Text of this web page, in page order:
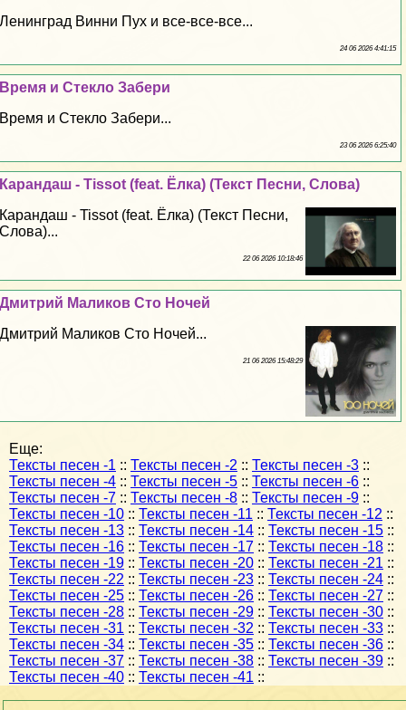
Ленинград Винни Пух и все-все-все...
24 06 2026 4:41:15
Время и Стекло Забери
Время и Стекло Забери...
23 06 2026 6:25:40
Карандаш - Tissot (feat. Ёлка) (Текст Песни, Слова)
Карандаш - Tissot (feat. Ёлка) (Текст Песни,
Слова)...
22 06 2026 10:18:46
Дмитрий Маликов Сто Ночей
Дмитрий Маликов Сто Ночей...
21 06 2026 15:48:29
Еще:
Тексты песен -1 :: Тексты песен -2 :: Тексты песен -3 ::
Тексты песен -4 :: Тексты песен -5 :: Тексты песен -6 ::
Тексты песен -7 :: Тексты песен -8 :: Тексты песен -9 ::
Тексты песен -10 :: Тексты песен -11 :: Тексты песен -12 ::
Тексты песен -13 :: Тексты песен -14 :: Тексты песен -15 ::
Тексты песен -16 :: Тексты песен -17 :: Тексты песен -18 ::
Тексты песен -19 :: Тексты песен -20 :: Тексты песен -21 ::
Тексты песен -22 :: Тексты песен -23 :: Тексты песен -24 ::
Тексты песен -25 :: Тексты песен -26 :: Тексты песен -27 ::
Тексты песен -28 :: Тексты песен -29 :: Тексты песен -30 ::
Тексты песен -31 :: Тексты песен -32 :: Тексты песен -33 ::
Тексты песен -34 :: Тексты песен -35 :: Тексты песен -36 ::
Тексты песен -37 :: Тексты песен -38 :: Тексты песен -39 ::
Тексты песен -40 :: Тексты песен -41 ::